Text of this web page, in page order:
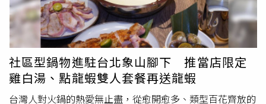
歸！掀起時尚風暴Crocs 回來了，這次的排場，不只大，還
超帥！西門町最新最夯的打卡點正式誕生，Crocs 台北西門
町旗艦店於5月8日重新盛大開幕。經過全新改裝升級後，西
門旗艦店以嶄新形象亮相，店面設計全面升級，假日就開逛
起來！（圖／品牌提供）為了響應 Crocs 西門旗艦店盛大回
歸，更加碼與師園西門門市合作，5/8起至6/30期間，至西
門師園門市購買指定$299元套餐，即可獲得 Crocs 西門旗
社區型鍋物進駐台北象山腳下 推當店限定
雞白湯、點龍蝦雙人套餐再送龍蝦
台灣人對火鍋的熱愛無止盡，從愈開愈多、類型百花齊放的